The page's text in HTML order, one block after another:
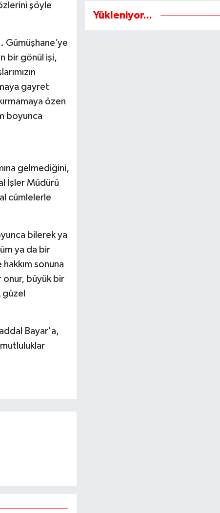
şöyle
bir gönül işi,
gayret
özen
boyunca
gelmediğini,
İşler Müdürü
cümlelerle
bilerek ya
ya da bir
sonuna
onur, büyük bir
güzel
Bayar'a,
Yükleniyor...